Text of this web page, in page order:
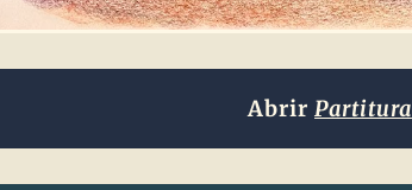
AbrirPartitura